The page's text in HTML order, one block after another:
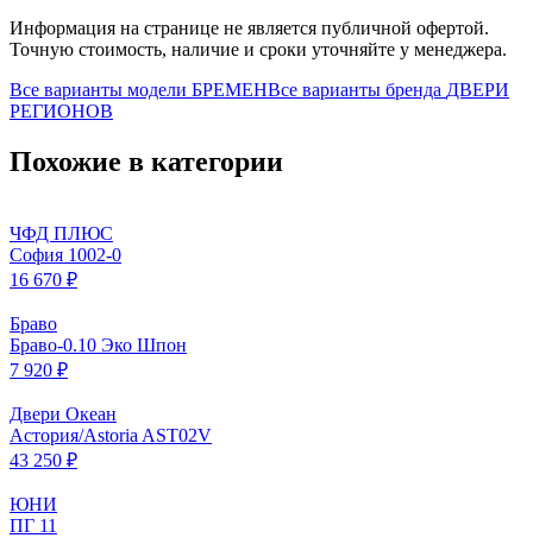
Информация на странице не является публичной офертой.
Точную стоимость, наличие и сроки уточняйте у менеджера.
Все варианты модели БРЕМЕНВсе варианты бренда ДВЕРИ
РЕГИОНОВ
Похожие в категории
ЧФД ПЛЮС
София 1002-0
16 670 ₽
Браво
Браво-0.10 Эко Шпон
7 920 ₽
Двери Океан
Астория/Astoria AST02V
43 250 ₽
ЮНИ
ПГ 11